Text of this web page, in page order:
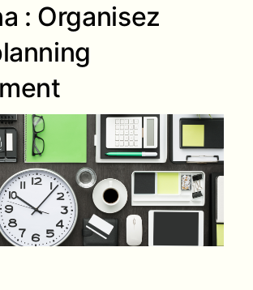
: Organisez